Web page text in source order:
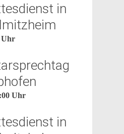
in
Uhr
Uhr
in